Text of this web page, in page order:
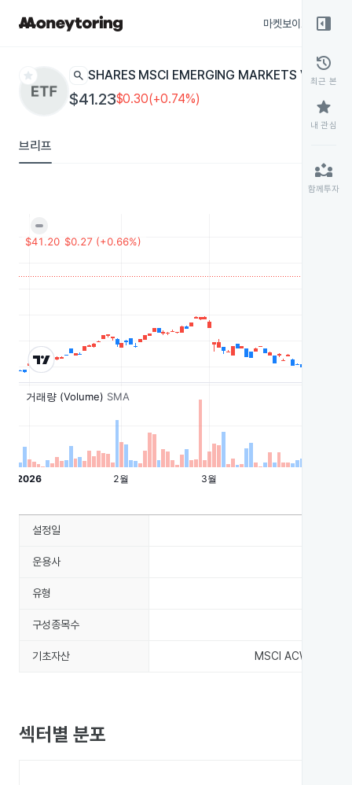
마켓보이스
star search ISHARES MSCI EMERGING MARKETS VALUE
$41.23$0.30(+0.74%)
브리프
right_panel_open
history
최근 본
star
내 관심
partner_exchange
함께투자